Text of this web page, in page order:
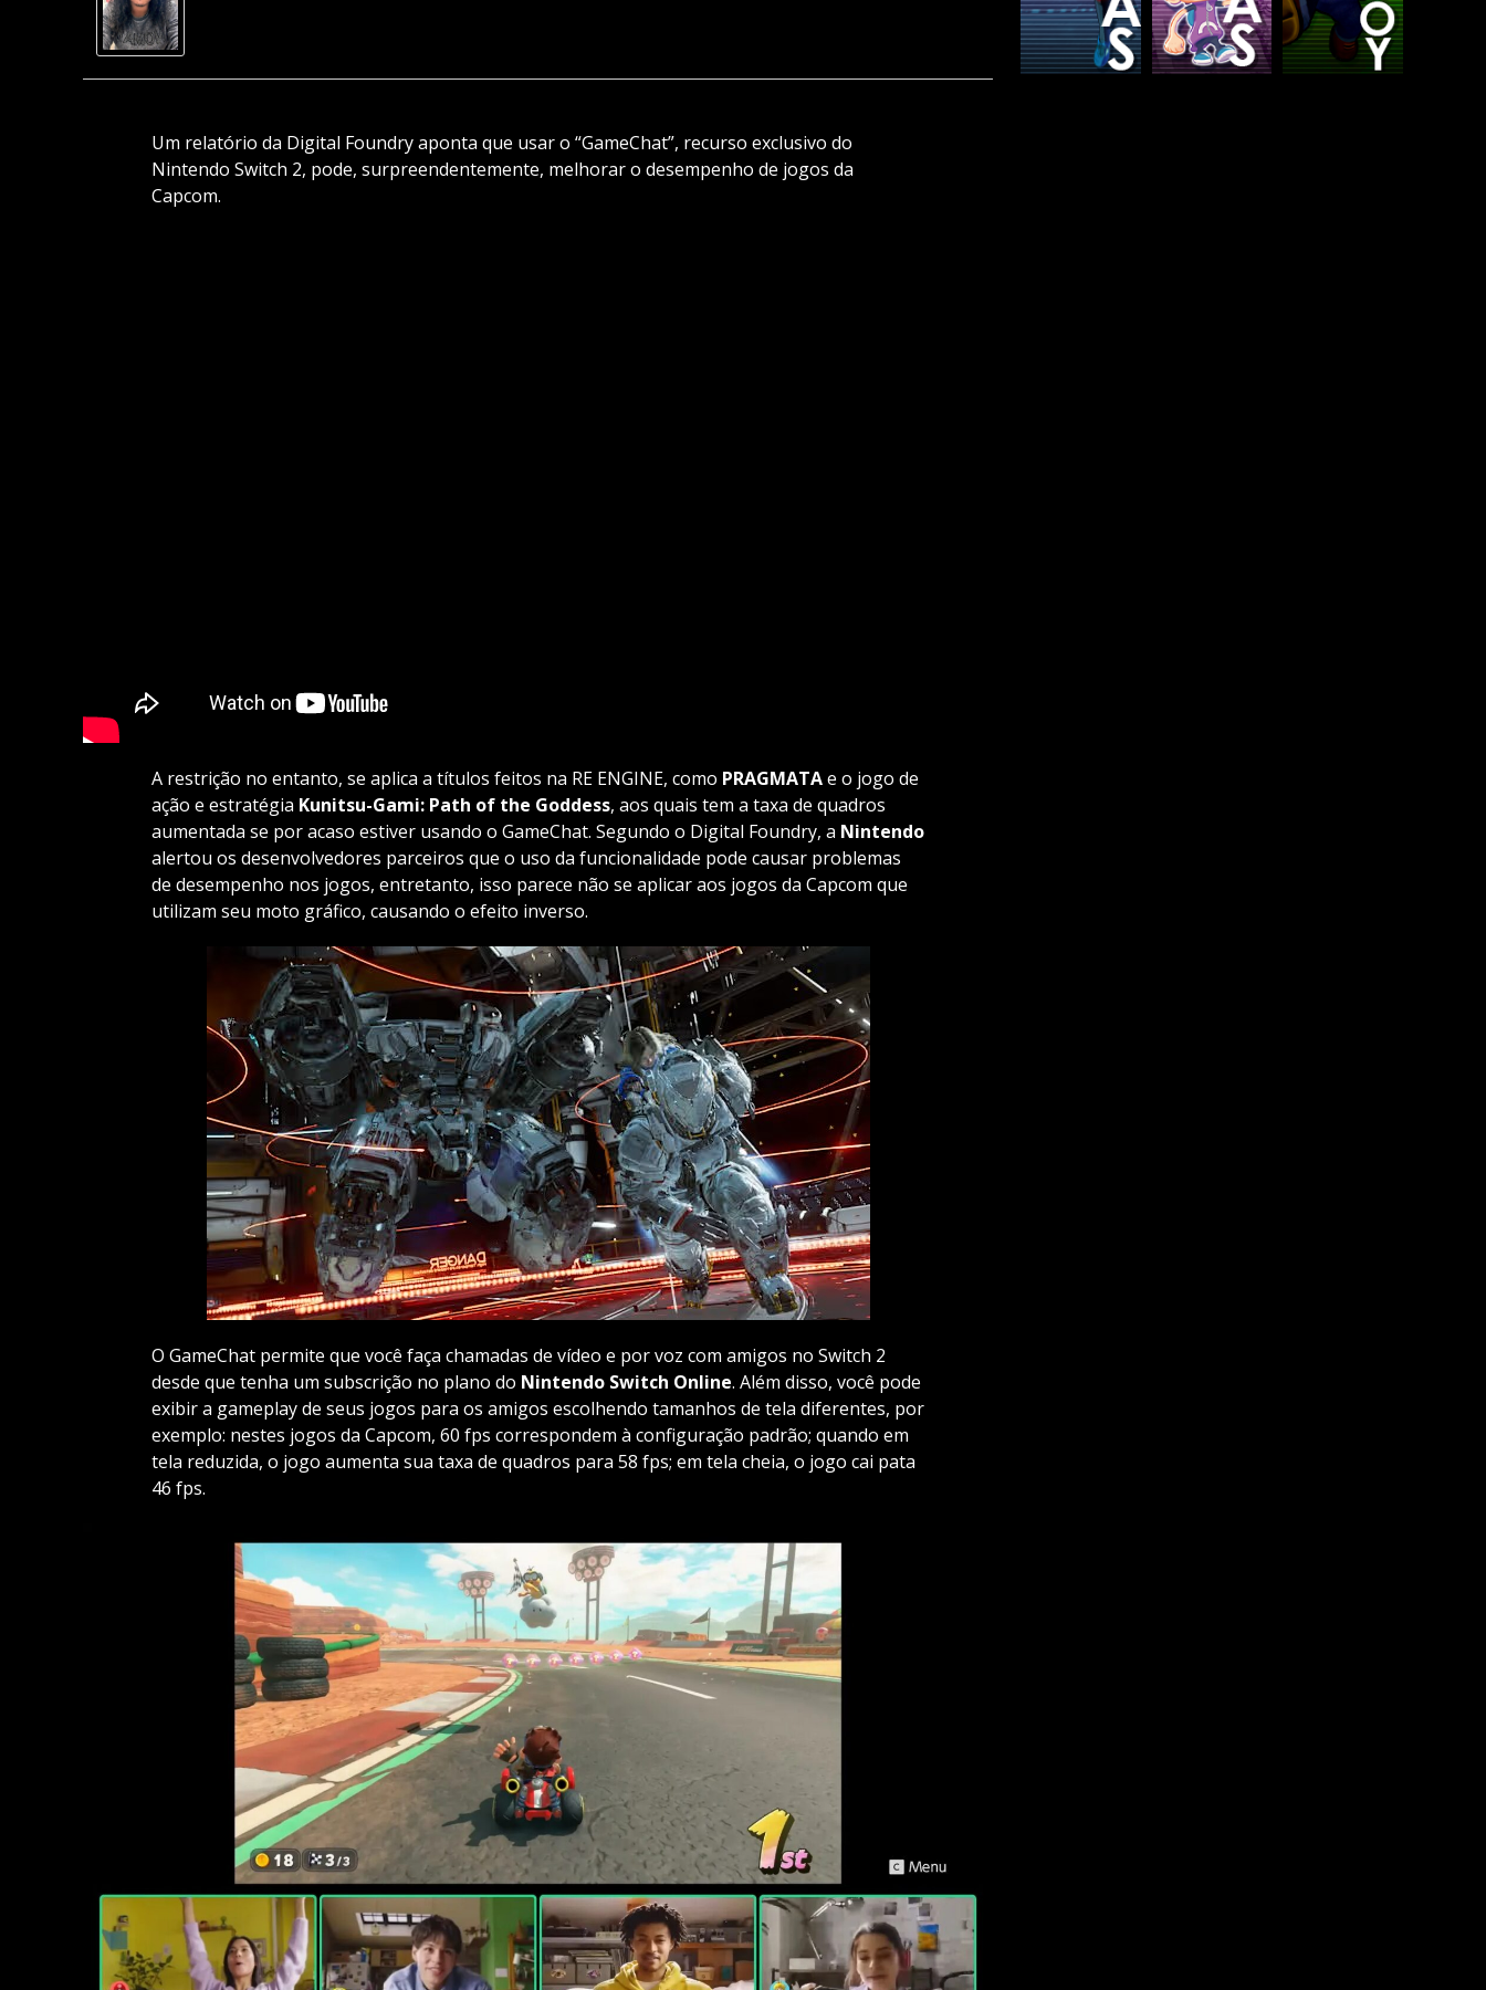
Um relatório da Digital Foundry aponta que usar o “GameChat”, recurso exclusivo do
Nintendo Switch 2, pode, surpreendentemente, melhorar o desempenho de jogos da
Capcom.
A restrição no entanto, se aplica a títulos feitos na RE ENGINE, como PRAGMATAe o jogo de
ação e estratégia Kunitsu-Gami: Path of the Goddess, aos quais tem a taxa de quadros
aumentada se por acaso estiver usando o GameChat. Segundo o Digital Foundry, a Nintendo
alertou os desenvolvedores parceiros que o uso da funcionalidade pode causar problemas
de desempenho nos jogos, entretanto, isso parece não se aplicar aos jogos da Capcom que
utilizam seu moto gráfico, causando o efeito inverso.
O GameChat permite que você faça chamadas de vídeo e por voz com amigos no Switch 2
desde que tenha um subscrição no plano do Nintendo Switch Online. Além disso, você pode
exibir a gameplay de seus jogos para os amigos escolhendo tamanhos de tela diferentes, por
exemplo: nestes jogos da Capcom, 60 fps correspondem à configuração padrão; quando em
tela reduzida, o jogo aumenta sua taxa de quadros para 58 fps; em tela cheia, o jogo cai pata
46 fps.